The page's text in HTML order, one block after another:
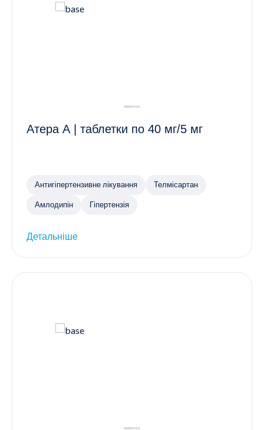
Гінекологія
Атера А | таблетки по 40 мг/5 мг
Антигіпертензивне лікування Телмісартан
Амлодипін Гіпертензія
Детальніше